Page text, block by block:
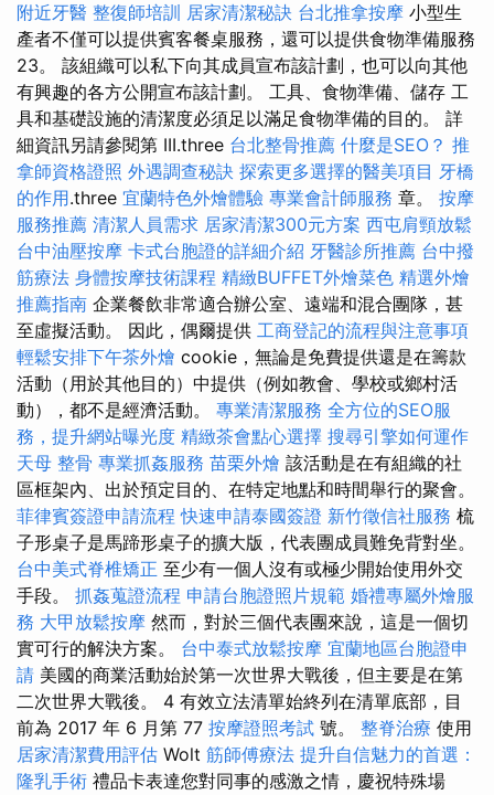
附近牙醫 整復師培訓 居家清潔秘訣 台北推拿按摩 小型生
產者不僅可以提供賓客餐桌服務，還可以提供食物準備服務
23。 該組織可以私下向其成員宣布該計劃，也可以向其他
有興趣的各方公開宣布該計劃。 工具、食物準備、儲存 工
具和基礎設施的清潔度必須足以滿足食物準備的目的。 詳
細資訊另請參閱第 III.three 台北整骨推薦 什麼是SEO？ 推
拿師資格證照 外遇調查秘訣 探索更多選擇的醫美項目 牙橋
的作用.three 宜蘭特色外燴體驗 專業會計師服務 章。 按摩
服務推薦 清潔人員需求 居家清潔300元方案 西屯肩頸放鬆
台中油壓按摩 卡式台胞證的詳細介紹 牙醫診所推薦 台中撥
筋療法 身體按摩技術課程 精緻BUFFET外燴菜色 精選外燴
推薦指南 企業餐飲非常適合辦公室、遠端和混合團隊，甚
至虛擬活動。 因此，偶爾提供 工商登記的流程與注意事項
輕鬆安排下午茶外燴 cookie，無論是免費提供還是在籌款
活動（用於其他目的）中提供（例如教會、學校或鄉村活
動），都不是經濟活動。 專業清潔服務 全方位的SEO服
務，提升網站曝光度 精緻茶會點心選擇 搜尋引擎如何運作
天母 整骨 專業抓姦服務 苗栗外燴 該活動是在有組織的社
區框架內、出於預定目的、在特定地點和時間舉行的聚會。
菲律賓簽證申請流程 快速申請泰國簽證 新竹徵信社服務 梳
子形桌子是馬蹄形桌子的擴大版，代表團成員難免背對坐。
台中美式脊椎矯正 至少有一個人沒有或極少開始使用外交
手段。 抓姦蒐證流程 申請台胞證照片規範 婚禮專屬外燴服
務 大甲放鬆按摩 然而，對於三個代表團來說，這是一個切
實可行的解決方案。 台中泰式放鬆按摩 宜蘭地區台胞證申
請 美國的商業活動始於第一次世界大戰後，但主要是在第
二次世界大戰後。 4 有效立法清單始終列在清單底部，目
前為 2017 年 6 月第 77 按摩證照考試 號。 整脊治療 使用
居家清潔費用評估 Wolt 筋師傅療法 提升自信魅力的首選：
隆乳手術 禮品卡表達您對同事的感激之情，慶祝特殊場